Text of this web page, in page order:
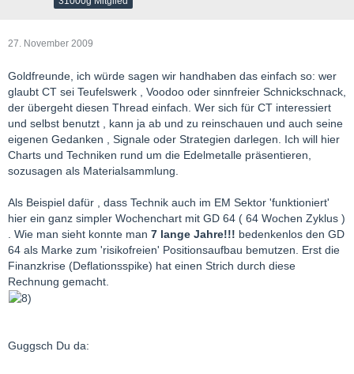
27. November 2009
Goldfreunde, ich würde sagen wir handhaben das einfach so: wer
glaubt CT sei Teufelswerk , Voodoo oder sinnfreier Schnickschnack,
der übergeht diesen Thread einfach. Wer sich für CT interessiert
und selbst benutzt , kann ja ab und zu reinschauen und auch seine
eigenen Gedanken , Signale oder Strategien darlegen. Ich will hier
Charts und Techniken rund um die Edelmetalle präsentieren,
sozusagen als Materialsammlung.
Als Beispiel dafür , dass Technik auch im EM Sektor 'funktioniert'
hier ein ganz simpler Wochenchart mit GD 64 ( 64 Wochen Zyklus )
. Wie man sieht konnte man 7 lange Jahre!!! bedenkenlos den GD
64 als Marke zum 'risikofreien' Positionsaufbau bemutzen. Erst die
Finanzkrise (Deflationsspike) hat einen Strich durch diese
Rechnung gemacht.
Guggsch Du da: